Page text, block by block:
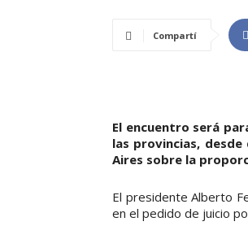
Compartí
El encuentro será
las provincias,
Aires sobre la
El presidente Alberto
en el pedido de juicio